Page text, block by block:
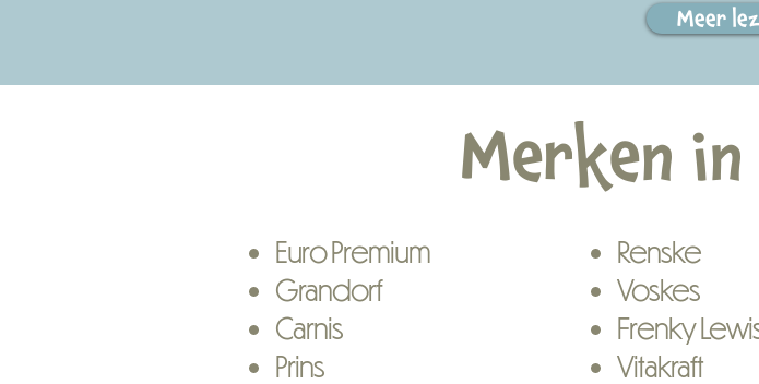
Meer
Merken
Euro Premium
​Grandorf
Carnis
Prins
Renske
Voskes
Frenky
Vitakraft